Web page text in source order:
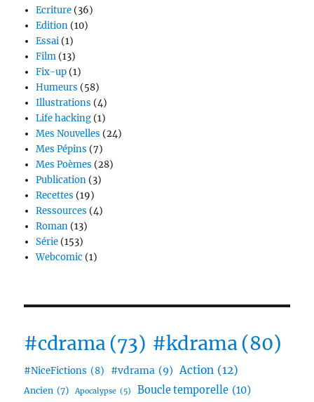
Ecriture(36)
Edition(10)
Essai(1)
Film(13)
Fix-up(1)
Humeurs (58)
Illustrations (4)
Life hacking(1)
Mes Nouvelles (24)
Mes Pépins (7)
Mes Poèmes (28)
Publication(3)
Recettes (19)
Ressources (4)
Roman(13)
Série(153)
Webcomic (1)
#cdrama (73) #kdrama(80)
#NiceFictions (8) #vdrama (9) Action (12)
Ancien (7) Apocalypse (5) Boucle temporelle (10)